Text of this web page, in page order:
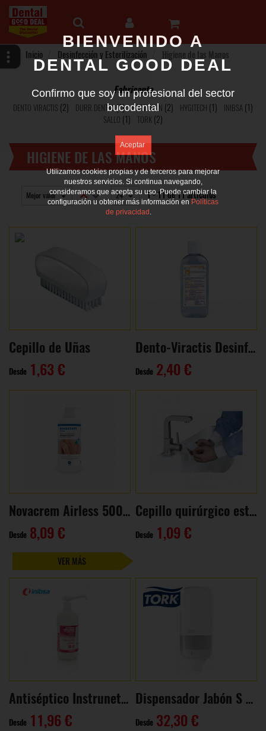
Inicio Desinfección y Esterilización Higiene de las Manos
Fabricante
DENTO VIRACTIS (2) DURR DENTAL(1) HARTMANN (2) HYGITECH (1) INIBSA (1)
SALLO (1) TORK (2)
HIGIENE DE LAS MANOS
Mejor valor 24 1 - 11 de 11 artículos
Cepillo de Uñas
Desde 1,63 €
Dento-Viractis Desinfection 35 (Gel 100 ml)
Desde 2,40 €
Novacrem Airless 500 ml
Desde 8,09 €
VER MÁS
Cepillo quirúrgico estéril
Desde 1,09 €
Antiséptico Instrunet Scrub (500ml)
Desde 11,96 €
Dispensador Jabón S Box
Desde 32,30 €
BIENVENIDO A
DENTAL GOOD DEAL
Confirmo que soy un profesional del sector
bucodental
Utilizamos cookies propias y de terceros para mejorar
nuestros servicios. Si continua navegando,
consideramos que acepta su uso. Puede cambiar la
configuración u obtener más información en Políticas
de privacidad .